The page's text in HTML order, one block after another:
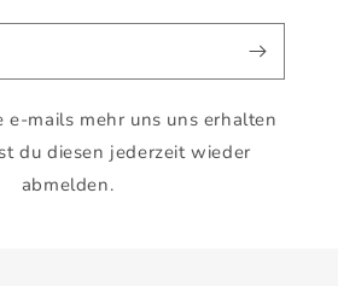
e-mails mehr uns uns erhalten
du diesen jederzeit wieder
abmelden.